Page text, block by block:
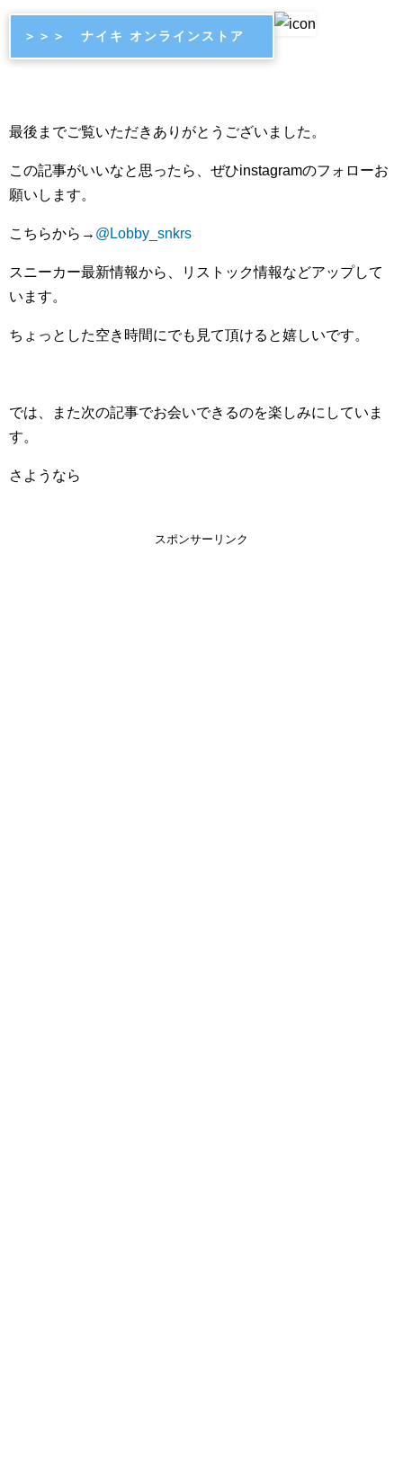
＞＞＞ ナイキ オンラインストア
最後までご覧いただきありがとうございました。
この記事がいいなと思ったら、ぜひinstagramのフォローお
願いします。
こちらから → @Lobby_snkrs
スニーカー最新情報から、リストック情報などアップして
います。
ちょっとした空き時間にでも見て頂けると嬉しいです。
では、また次の記事でお会いできるのを楽しみにしていま
す。
さようなら
スポンサーリンク